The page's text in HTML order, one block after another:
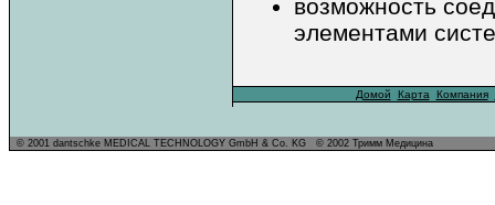
возможность
элементами
Домой Карта Компания..
© 2001 dantschke MEDICAL TECHNOLOGY GmbH & Co. KG © 2002 Тримм Медицина